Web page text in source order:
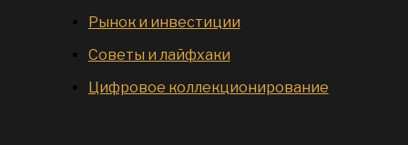
Рынок и инвестиции
Советы и лайфхаки
Цифровое коллекционирование